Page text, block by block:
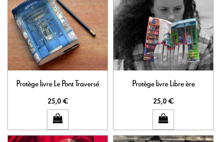
Protège livre Le Pont Traversé
25,0 €
Protège livre Libre ère
25,0 €